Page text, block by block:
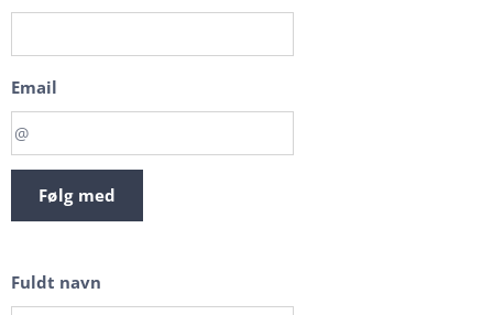
Email
Følg med
Fuldt navn